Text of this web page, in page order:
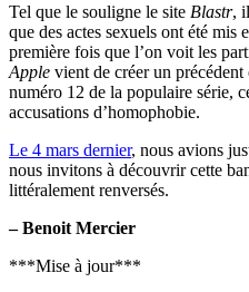
Tel que le souligne le site Blastr,
que des actes sexuels ont été mis
première fois que l’on voit les
Apple vient de créer un
numéro 12 de la populaire série,
accusations d’homophobie.
Le 4 mars dernier, nous avions
nous invitons à découvrir cette
littéralement renversés.
– Benoit Mercier
***Mise à jour***